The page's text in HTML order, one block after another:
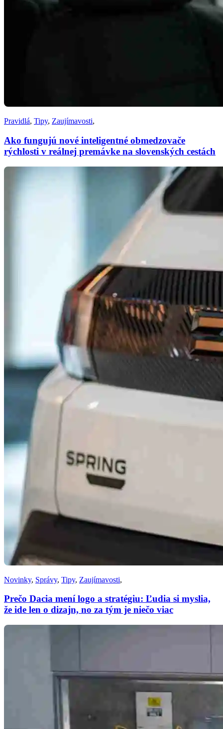
Pravidlá, Tipy, Zaujímavosti,
Ako fungujú nové inteligentné obmedzovače
rýchlosti v reálnej premávke na slovenských cestách
Novinky, Správy, Tipy, Zaujímavosti,
Prečo Dacia mení logo a stratégiu: Ľudia si myslia,
že ide len o dizajn, no za tým je niečo viac